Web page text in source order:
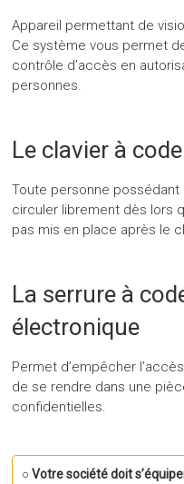
Appareil permettant de
Ce système vous permet
contrôle d’accès en
personnes.
Le clavier à code
Toute personne
circuler librement dès lors
pas mis en place après le
La serrure à
électronique
Permet d’empêcher
de se rendre dans une
confidentielles.
○Votre société doit